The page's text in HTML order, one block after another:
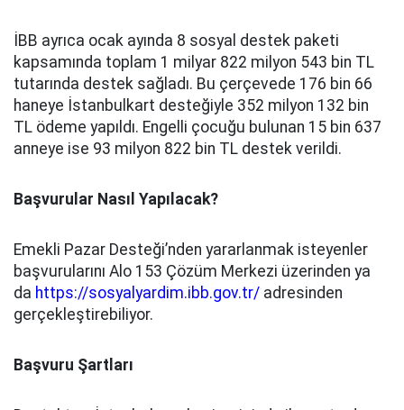
İBB ayrıca ocak ayında 8 sosyal destek paketi
kapsamında toplam 1 milyar 822 milyon 543 bin TL
tutarında destek sağladı. Bu çerçevede 176 bin 66
haneye İstanbulkart desteğiyle 352 milyon 132 bin
TL ödeme yapıldı. Engelli çocuğu bulunan 15 bin 637
anneye ise 93 milyon 822 bin TL destek verildi.
Başvurular Nasıl Yapılacak?
Emekli Pazar Desteği’nden yararlanmak isteyenler
başvurularını Alo 153 Çözüm Merkezi üzerinden ya
da https://sosyalyardim.ibb.gov.tr/ adresinden
gerçekleştirebiliyor.
Başvuru Şartları